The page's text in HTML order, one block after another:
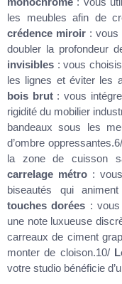
les meubles afin de
crédence miroir : vous
doubler la profondeur
invisibles : vous
les lignes et éviter les
bois brut: vous
rigidité du mobilier
bandeaux sous les
d’ombre oppressantes.6/
la zone de cuisson
carrelage métro :
biseautés qui
touches dorées :
une note luxueuse
carreaux de ciment
monter de cloison.10/
votre studio bénéficie